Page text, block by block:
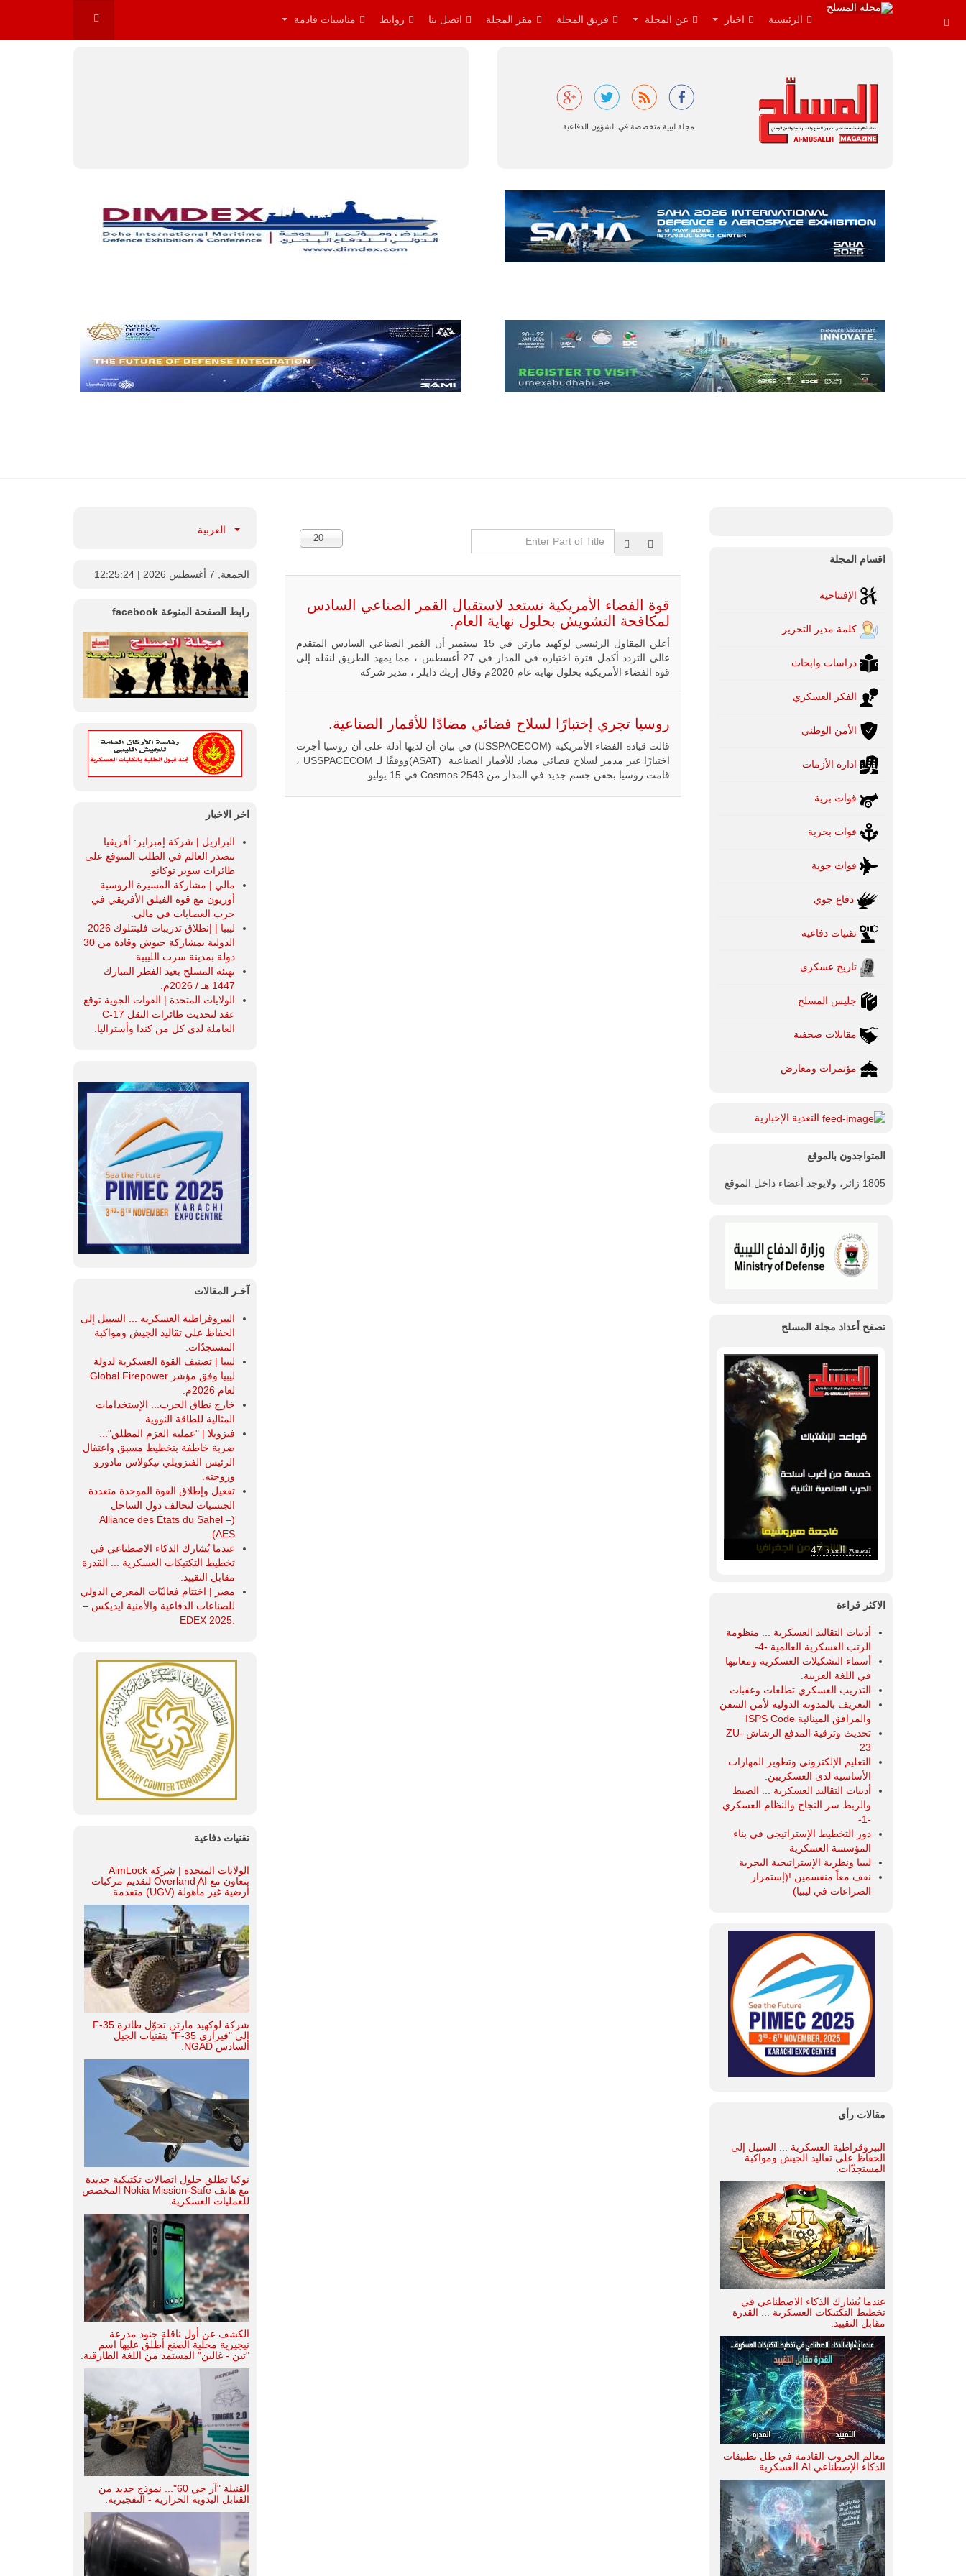
الرئيسية اخبار عن المجلة فريق المجلة مقر المجلة اتصل بنا روابط مناسبات قادمة
مجلة ليبية متخصصة في الشؤون الدفاعية
نحو 150…
المسيرة
الروسية
مع تصاعد حدة
الحرب الجوية
الروسية في
مالي رُصدت
طائرة أوريون
بدون طيار فوق
2026 الدولية
جيوش وقادة
من 30 دولة
بمدينة سرت
الليبية.
في خطوة
Enter
Part
Title
الإظهارات:
20
قوة الفضاء الأمريكية تستعد لاستقبال القمر الصناعي السادس
لمكافحة التشويش بحلول نهاية العام.
أعلن المقاول الرئيسي لوكهيد مارتن في 15 سبتمبر أن القمر الصناعي السادس المتقدم
عالي التردد أكمل فترة اختباره في المدار في 27 أغسطس ، مما يمهد الطريق لنقله إلى
قوة الفضاء الأمريكية بحلول نهاية عام 2020م وقال إريك دايلر ، مدير شركة
روسيا تجري إختبارًا لسلاح فضائي مضادًا للأقمار الصناعية.
قالت قيادة الفضاء الأمريكية (USSPACECOM) في بيان أن لديها أدلة على أن روسيا أجرت
اختبارًا غير مدمر لسلاح فضائي مضاد للأقمار الصناعية (ASAT)ووفقًا لـ USSPACECOM ،
قامت روسيا بحقن جسم جديد في المدار من Cosmos 2543 في 15 يوليو
اقسام المجلة
الإفتتاحية
كلمة مدير التحرير
دراسات وابحاث
الفكر العسكري
الأمن الوطني
ادارة الأزمات
قوات برية
قوات بحرية
قوات جوية
دفاع جوي
تقنيات دفاعية
تاريخ عسكري
جليس المسلح
مقابلات صحفية
مؤتمرات ومعارض
التغذية الإخبارية
المتواجدون بالموقع
1805 زائر، ولايوجد أعضاء داخل الموقع
تصفح أعداد مجلة المسلح
تصفح العدد 46
الاكثر قراءة
أدبيات التقاليد العسكرية ... منظومة
الرتب العسكرية العالمية -4-
أسماء التشكيلات العسكرية ومعانيها
في اللغة العربية.
التدريب العسكري تطلعات وعقبات
التعريف بالمدونة الدولية لأمن السفن
والمرافق المينائية ISPS Code
تحديث وترقية المدفع الرشاش ZU-
23
التعليم الإلكتروني وتطوير المهارات
الأساسية لدى العسكريين.
أدبيات التقاليد العسكرية ... الضبط
والربط سر النجاح والنظام العسكري
-1-
دور التخطيط الإستراتيجي في بناء
المؤسسة العسكرية
ليبيا ونظرية الإستراتيجية البحرية
نقف معاً منقسمين !(إستمرار
الصراعات في ليبيا)
مقالات رأي
البيروقراطية العسكرية ... السبيل إلى
الحفاظ على تقاليد الجيش ومواكبة
المستجدّات.
عندما يُشارك الذكاء الاصطناعي في
تخطيط التكتيكات العسكرية ... القدرة
مقابل التقييد.
معالم الحروب القادمة في ظل تطبيقات
الذكاء الإصطناعي AI العسكرية.
العربية
الجمعة, 7 أغسطس 2026 | 12:25:25
رابط الصفحة المنوعة facebook
اخر الاخبار
البرازيل | شركة إمبراير: أفريقيا
تتصدر العالم في الطلب المتوقع على
طائرات سوبر توكانو.
مالي | مشاركة المسيرة الروسية
أوريون مع قوة الفيلق الأفريقي في
حرب العصابات في مالي.
ليبيا | إنطلاق تدريبات فلينتلوك 2026
الدولية بمشاركة جيوش وقادة من 30
دولة بمدينة سرت الليبية.
تهنئة المسلح بعيد الفطر المبارك
1447 هـ / 2026م.
الولايات المتحدة | القوات الجوية توقع
عقد لتحديث طائرات النقل C-17
العاملة لدى كل من كندا وأستراليا.
آخـر المقالات
البيروقراطية العسكرية ... السبيل إلى
الحفاظ على تقاليد الجيش ومواكبة
المستجدّات.
ليبيا | تصنيف القوة العسكرية لدولة
ليبيا وفق مؤشر Global Firepower
لعام 2026م.
خارج نطاق الحرب... الإستخدامات
المثالية للطاقة النووية.
فنزويلا | "عملية العزم المطلق"...
ضربة خاطفة بتخطيط مسبق واعتقال
الرئيس الفنزويلي نيكولاس مادورو
وزوجته.
تفعيل وإطلاق القوة الموحدة متعددة
الجنسيات لتحالف دول الساحل
(Alliance des États du Sahel –
AES).
عندما يُشارك الذكاء الاصطناعي في
تخطيط التكتيكات العسكرية ... القدرة
مقابل التقييد.
مصر | اختتام فعاليّات المعرض الدولي
للصناعات الدفاعية والأمنية ايديكس ‒
تقنيات دفاعية
الولايات المتحدة | شركة AimLock
تتعاون مع Overland AI لتقديم مركبات
أرضية غير مأهولة (UGV) متقدمة.
شركة لوكهيد مارتن تحوّل طائرة F-35
إلى "فيراري F-35" بتقنيات الجيل
السادس NGAD.
نوكيا تطلق حلول اتصالات تكتيكية جديدة
مع هاتف Nokia Mission-Safe المخصص
للعمليات العسكرية.
الكشف عن أول ناقلة جنود مدرعة
نيجيرية محلية الصنع أطلق عليها اسم
"تين - غالين" المستمد من اللغة الطارقية.
القنبلة "آر جي 60"... نموذج جديد من
القنابل اليدوية الحرارية - التفجيرية.